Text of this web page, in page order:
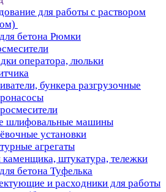
для работы с раствором
бетона Рюмки
оператора, люльки
бункера разгрузочные
шлифовальные машины
установки
агрегаты
штукатура, тележки
бетона Туфелька
и расходники для работы